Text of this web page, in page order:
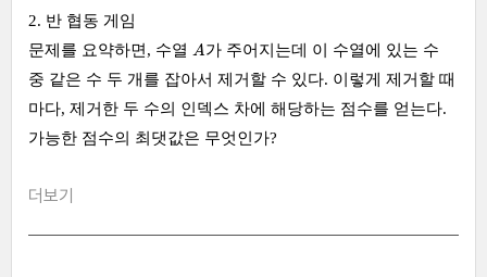
2. 반 협동 게임
문제를 요약하면, 수열 A
A가 주어지는데 이 수열에 있는 수
중 같은 수 두 개를 잡아서 제거할 수 있다. 이렇게 제거할 때
마다, 제거한 두 수의 인덱스 차에 해당하는 점수를 얻는다.
가능한 점수의 최댓값은 무엇인가?
더보기